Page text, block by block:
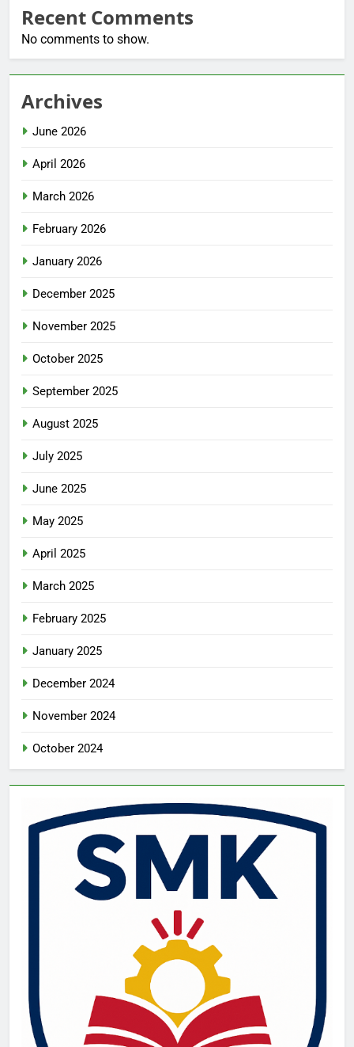
Recent Comments
No comments to show.
Archives
June 2026
April 2026
March 2026
February 2026
January 2026
December 2025
November 2025
October 2025
September 2025
August 2025
July 2025
June 2025
May 2025
April 2025
March 2025
February 2025
January 2025
December 2024
November 2024
October 2024